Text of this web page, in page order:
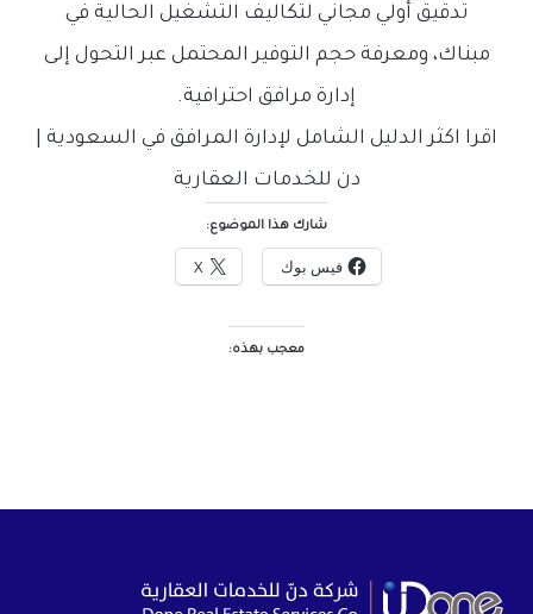
تدقيق أولي مجاني لتكاليف التشغيل الحالية في
مبناك، ومعرفة حجم التوفير المحتمل عبر التحول إلى
إدارة مرافق احترافية.
اقرا اكثر الدليل الشامل لإدارة المرافق في السعودية |
دن للخدمات العقارية
شارك هذا الموضوع:
فيس بوك X
معجب بهذه: